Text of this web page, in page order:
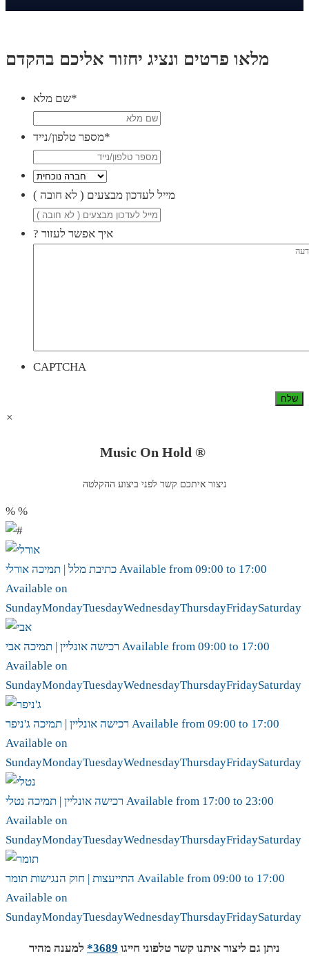
מלאו פרטים ונציג יחזור אליכם בהקדם
שם מלא*
מספר טלפון/נייד*
( מייל לעדכון מבצעים ( לא חובה
? איך אפשר לעזור
CAPTCHA
×
Music On Hold ®
ניצור איתכם קשר לפני ביצוע ההקלטה
% %
כתיבת מלל | תמיכה Available from 09:00 to 17:00
Available on
SundayMondayTuesdayWednesdayThursdayFridaySaturday
רכישה אונליין | תמיכה Available from 09:00 to 17:00
Available on
SundayMondayTuesdayWednesdayThursdayFridaySaturday
רכישה אונליין | תמיכה Available from 09:00 to 17:00
Available on
SundayMondayTuesdayWednesdayThursdayFridaySaturday
רכישה אונליין | תמיכה Available from 17:00 to 23:00
Available on
SundayMondayTuesdayWednesdayThursdayFridaySaturday
התייעצות | חוק הנגישות Available from 09:00 to 17:00
Available on
SundayMondayTuesdayWednesdayThursdayFridaySaturday
ניתן גם ליצור איתנו קשר טלפוני חייגו 3689* למענה מהיר